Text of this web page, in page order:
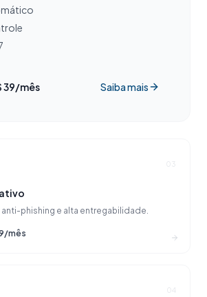
39/mês Saiba mais
03
anti-phishing e alta entregabilidade.
mês
04